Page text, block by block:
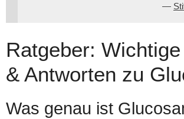
Ratgeber:
& Antworten zu
Was genau ist